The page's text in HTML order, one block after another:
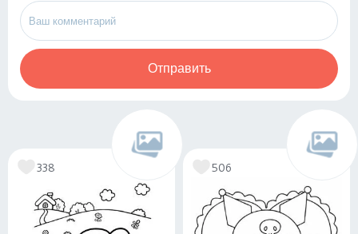
Отправить
338 506